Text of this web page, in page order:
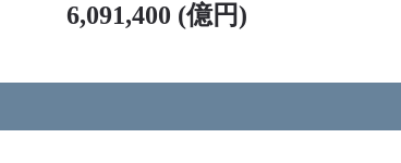
6,091,400 (億円)